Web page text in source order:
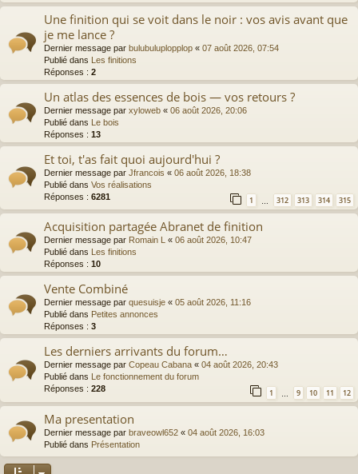
Une finition qui se voit dans le noir : vos avis avant que
je me lance ?
Dernier message par bulubuluplopplop « 07 août 2026, 07:54
Publié dans Les finitions
Réponses : 2
Un atlas des essences de bois — vos retours ?
Dernier message par xyloweb « 06 août 2026, 20:06
Publié dans Le bois
Réponses : 13
Et toi, t'as fait quoi aujourd'hui ?
Dernier message par Jfrancois « 06 août 2026, 18:38
Publié dans Vos réalisations
Réponses : 6281 1 … 312 313 314 315
Acquisition partagée Abranet de finition
Dernier message par Romain L « 06 août 2026, 10:47
Publié dans Les finitions
Réponses : 10
Vente Combiné
Dernier message par quesuisje « 05 août 2026, 11:16
Publié dans Petites annonces
Réponses : 3
Les derniers arrivants du forum…
Dernier message par Copeau Cabana « 04 août 2026, 20:43
Publié dans Le fonctionnement du forum
Réponses : 228 1 9 10 11 12
Ma presentation
Dernier message par braveowl652 « 04 août 2026, 16:03
Publié dans Présentation